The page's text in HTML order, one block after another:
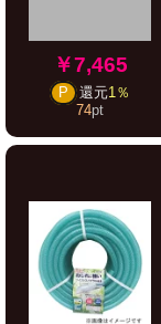
￥7,465
P 還元1％
74pt